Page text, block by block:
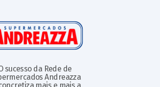
sucesso da Rede de
Andreazza
mais e mais a